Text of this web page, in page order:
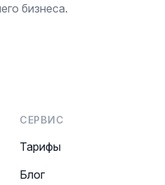
бизнеса.
СЕРВИС
Тарифы
Блог